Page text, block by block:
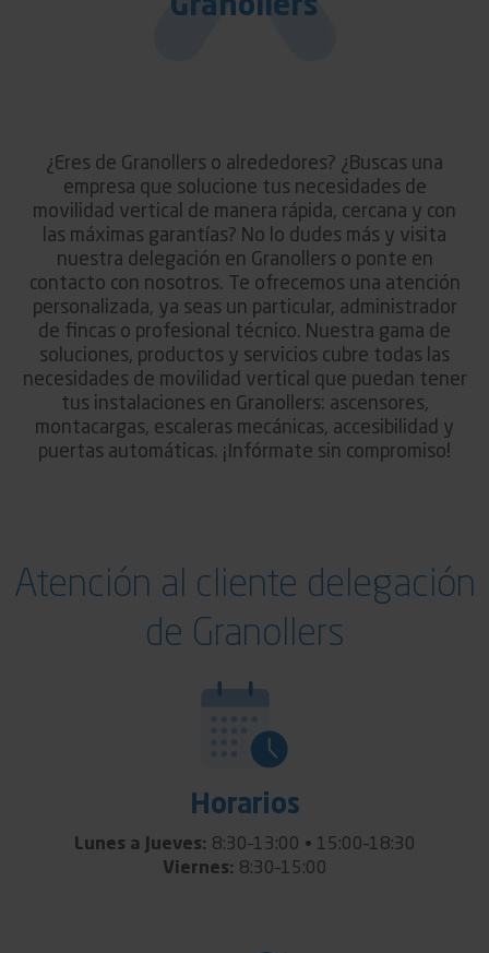
Granollers
¿Eres de Granollers o alrededores? ¿Buscas una
empresa que solucione tus necesidades de
movilidad vertical de manera rápida, cercana y con
las máximas garantías? No lo dudes más y visita
nuestra delegación en Granollers o ponte en
contacto con nosotros. Te ofrecemos una atención
personalizada, ya seas un particular, administrador
de fincas o profesional técnico. Nuestra gama de
soluciones, productos y servicios cubre todas las
necesidades de movilidad vertical que puedan tener
tus instalaciones en Granollers: ascensores,
montacargas, escaleras mecánicas, accesibilidad y
puertas automáticas. ¡Infórmate sin compromiso!
Atención al cliente delegación
de Granollers
Horarios
Lunes a Jueves: 8:30–13:00 • 15:00–18:30
Viernes: 8:30–15:00